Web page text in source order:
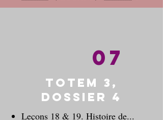
07
Totem 3,
dossier 4
Leçons 18 & 19. Histoire de...